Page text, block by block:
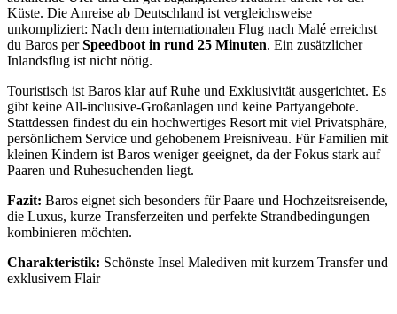
Küste. Die Anreise ab Deutschland ist vergleichsweise
unkompliziert: Nach dem internationalen Flug nach Malé erreichst
du Baros perSpeedboot in rund 25 Minuten. Ein zusätzlicher
Inlandsflug ist nicht nötig.
Touristisch ist Baros klar auf Ruhe und Exklusivität ausgerichtet. Es
gibt keine All-inclusive-Großanlagen und keine Partyangebote.
Stattdessen findest du ein hochwertiges Resort mit viel Privatsphäre,
persönlichem Service und gehobenem Preisniveau. Für Familien mit
kleinen Kindern ist Baros weniger geeignet, da der Fokus stark auf
Paaren und Ruhesuchenden liegt.
Fazit: Baros eignet sich besonders für Paare und Hochzeitsreisende,
die Luxus, kurze Transferzeiten und perfekte Strandbedingungen
kombinieren möchten.
Charakteristik: Schönste Insel Malediven mit kurzem Transfer und
exklusivem Flair